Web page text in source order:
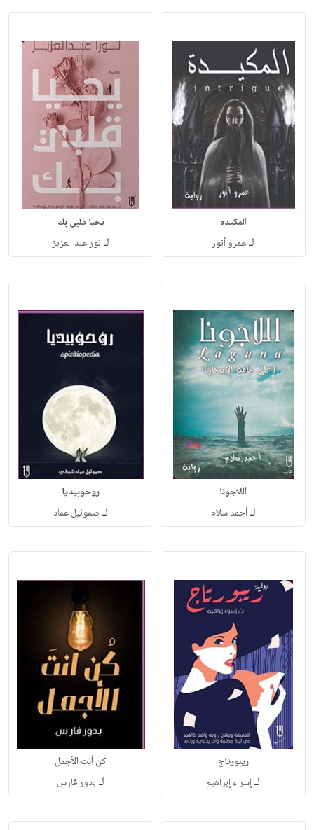
المكيده
لـعمرو أنور
يحيا قلبي بك
لـ نور عبد العزيز
اللاجونا
لـأحمد سلام
روحوبيديا
لـ صموئيل عماد
ريبورتاج
لـإسراء إبراهيم
كن أنت الأجمل
لـ بدور فارس